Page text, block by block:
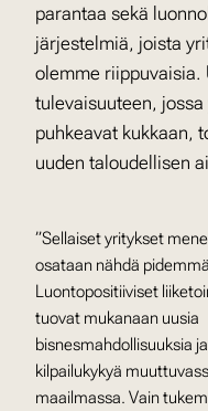
parantaa sekä
järjestelmiä, joista
olemme riippuvaisia.
tulevaisuuteen,
puhkeavat kukkaan,
uuden taloudellisen
”Sellaiset yritykset
osataan nähdä
Luontopositiiviset
tuovat mukanaan uusia
bisnesmahdollisuuksia
kilpailukykyä
maailmassa. Vain